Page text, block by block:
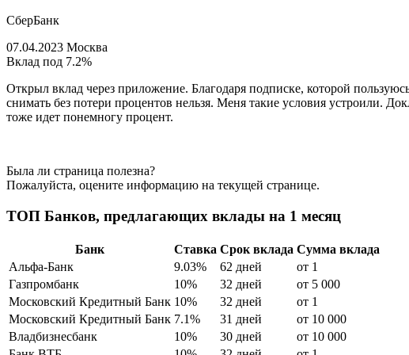
СберБанк
07.04.2023 Москва
Вклад под 7.2%
Открыл вклад через приложение. Благодаря подписке, которой
снимать без потери процентов нельзя. Меня такие условия устроили.
тоже идет понемногу процент.
Была ли страница полезна?
Пожалуйста, оцените информацию на текущей странице.
ТОП Банков, предлагающих вклады на 1 месяц
Банк Ставка Срок вклада Сумма вклада
Альфа-Банк
9.03% 62 дней
от 1
Газпромбанк
10% 32 дней
от 5 000
Московский Кредитный Банк 10% 32 дней
от 1
Московский Кредитный Банк 7.1% 31 дней
от 10 000
Владбизнесбанк
10% 30 дней
от 10 000